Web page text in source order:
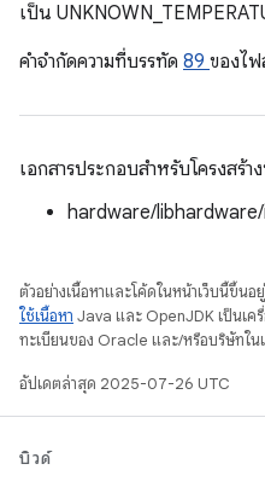
เป็น
คําจํากัดความที่บรรทัด 89 ของไ
เอกสารประกอบสำหรับโครงสร้
hardware/
ตัวอย่างเนื้อหาและโค้ดในหน้าเว็บนี้ขึ้น
ใช้เนื้อหา Java และ OpenJDK เป็นเค
ทะเบียนของ Oracle และ/หรือบริษัทใน
อัปเดตล่าสุด 2025-07-26 UTC
บิวด์